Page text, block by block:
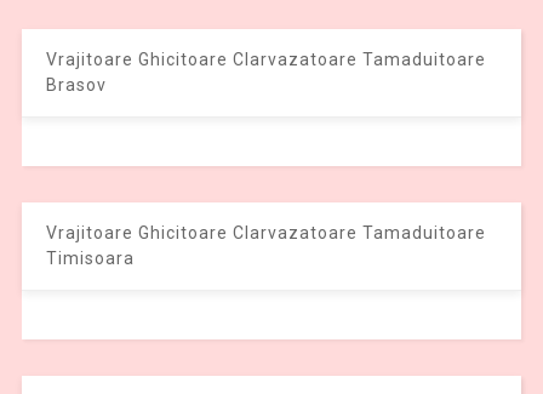
Vrajitoare Ghicitoare Clarvazatoare Tamaduitoare
Brasov
Vrajitoare Ghicitoare Clarvazatoare Tamaduitoare
Timisoara